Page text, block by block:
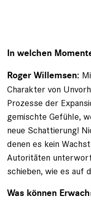
In welchen
Roger Willemsen:
Charakter von
Prozesse der
gemischte Gefühle,
neue Schattierung!
denen es kein
Autoritäten
schieben, wie es auf
Was können